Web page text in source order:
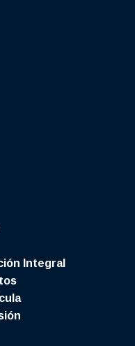
Integral